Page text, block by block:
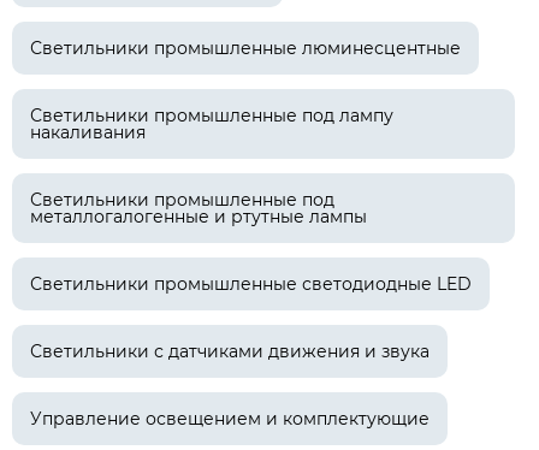
Светильники промышленные люминесцентные
Светильники промышленные под лампу
накаливания
Светильники промышленные под
металлогалогенные и ртутные лампы
Светильники промышленные светодиодные LED
Светильники с датчиками движения и звука
Управление освещением и комплектующие